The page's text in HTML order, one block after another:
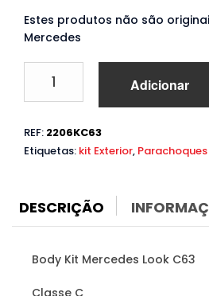
Estes produtos não são
Mercedes
Body
Mercedes
C
em
C63
Adicionar
REF: 2206KC63
Etiquetas: kit Exterior, Parachoques
DESCRIÇÃO
Body Kit Mercedes Look C63